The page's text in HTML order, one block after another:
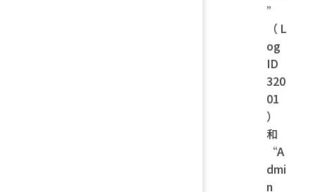
”
（L
og
ID
320
01
）
和
“A
dmi
n